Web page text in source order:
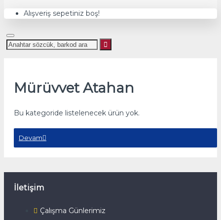
Alışveriş sepetiniz boş!
Mürüvvet Atahan
Bu kategoride listelenecek ürün yok.
Devam
İletişim
Çalışma Günlerimiz